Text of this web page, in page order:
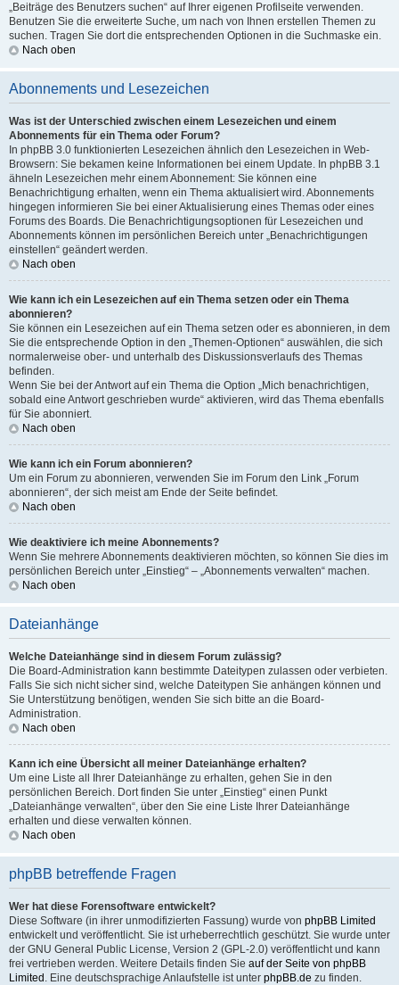
„Beiträge des Benutzers suchen“ auf Ihrer eigenen Profilseite verwenden.
Benutzen Sie die erweiterte Suche, um nach von Ihnen erstellen Themen zu
suchen. Tragen Sie dort die entsprechenden Optionen in die Suchmaske ein.
Nach oben
Abonnements und Lesezeichen
Was ist der Unterschied zwischen einem Lesezeichen und einem
Abonnements für ein Thema oder Forum?
In phpBB 3.0 funktionierten Lesezeichen ähnlich den Lesezeichen in Web-
Browsern: Sie bekamen keine Informationen bei einem Update. In phpBB 3.1
ähneln Lesezeichen mehr einem Abonnement: Sie können eine
Benachrichtigung erhalten, wenn ein Thema aktualisiert wird. Abonnements
hingegen informieren Sie bei einer Aktualisierung eines Themas oder eines
Forums des Boards. Die Benachrichtigungsoptionen für Lesezeichen und
Abonnements können im persönlichen Bereich unter „Benachrichtigungen
einstellen“ geändert werden.
Nach oben
Wie kann ich ein Lesezeichen auf ein Thema setzen oder ein Thema
abonnieren?
Sie können ein Lesezeichen auf ein Thema setzen oder es abonnieren, in dem
Sie die entsprechende Option in den „Themen-Optionen“ auswählen, die sich
normalerweise ober- und unterhalb des Diskussionsverlaufs des Themas
befinden.
Wenn Sie bei der Antwort auf ein Thema die Option „Mich benachrichtigen,
sobald eine Antwort geschrieben wurde“ aktivieren, wird das Thema ebenfalls
für Sie abonniert.
Nach oben
Wie kann ich ein Forum abonnieren?
Um ein Forum zu abonnieren, verwenden Sie im Forum den Link „Forum
abonnieren“, der sich meist am Ende der Seite befindet.
Nach oben
Wie deaktiviere ich meine Abonnements?
Wenn Sie mehrere Abonnements deaktivieren möchten, so können Sie dies im
persönlichen Bereich unter „Einstieg“ – „Abonnements verwalten“ machen.
Nach oben
Dateianhänge
Welche Dateianhänge sind in diesem Forum zulässig?
Die Board-Administration kann bestimmte Dateitypen zulassen oder verbieten.
Falls Sie sich nicht sicher sind, welche Dateitypen Sie anhängen können und
Sie Unterstützung benötigen, wenden Sie sich bitte an die Board-
Administration.
Nach oben
Kann ich eine Übersicht all meiner Dateianhänge erhalten?
Um eine Liste all Ihrer Dateianhänge zu erhalten, gehen Sie in den
persönlichen Bereich. Dort finden Sie unter „Einstieg“ einen Punkt
„Dateianhänge verwalten“, über den Sie eine Liste Ihrer Dateianhänge
erhalten und diese verwalten können.
Nach oben
phpBB betreffende Fragen
Wer hat diese Forensoftware entwickelt?
Diese Software (in ihrer unmodifizierten Fassung) wurde von phpBB Limited
entwickelt und veröffentlicht. Sie ist urheberrechtlich geschützt. Sie wurde unter
der GNU General Public License, Version 2 (GPL-2.0) veröffentlicht und kann
frei vertrieben werden. Weitere Details finden Sie auf der Seite von phpBB
Limited . Eine deutschsprachige Anlaufstelle ist unter phpBB.de zu finden.